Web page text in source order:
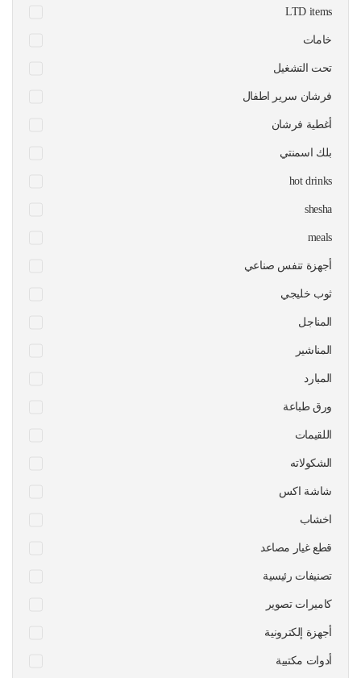
LTD items
خامات
تحت التشغيل
فرشان سرير اطفال
أغطية فرشان
بلك اسمنتي
hot drinks
shesha
meals
أجهزة تنفس صناعي
ثوب خليجي
المناجل
المناشير
المبارد
ورق طباعة
اللقيمات
الشكولاته
شاشة اكس
اخشاب
قطع غيار مصاعد
تصنيفات رئيسية
كاميرات تصوير
أجهزة إلكترونية
أدوات مكتبية